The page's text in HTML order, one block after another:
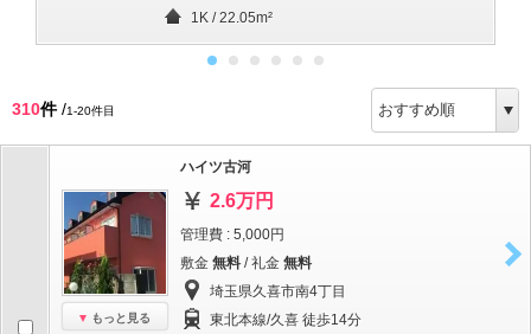
1K / 22.05m²
310件/1-20件目
もっと見る
ハイツ古河
2.6万円
管理費 : 5,000円
敷金 無料 / 礼金 無料
埼玉県久喜市南4丁目
東北本線/久喜 徒歩14分